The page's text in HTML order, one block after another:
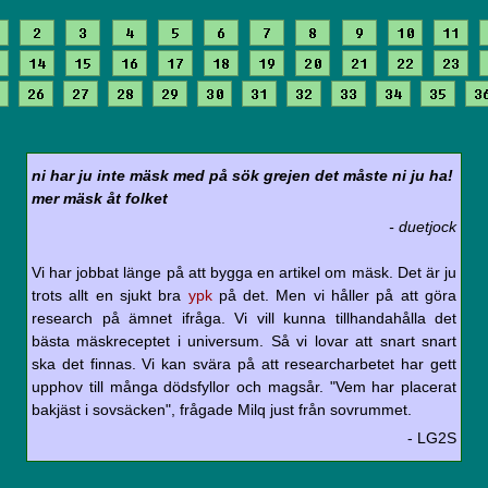
2 3 4 5 6 7 8 9 10 11
14 15 16 17 18 19 20 21 22 23
26 27 28 29 30 31 32 33 34 35
ni har ju inte mäsk med på sök grejen det måste ni ju ha!
mer mäsk åt folket
- duetjock
Vi har jobbat länge på att bygga en artikel om mäsk. Det är ju
trots allt en sjukt bra ypkpå det. Men vi håller på att göra
research på ämnet ifråga. Vi vill kunna tillhandahålla det
bästa mäskreceptet i universum. Så vi lovar att snart snart
ska det finnas. Vi kan svära på att researcharbetet har gett
upphov till många dödsfyllor och magsår. "Vem har placerat
bakjäst i sovsäcken", frågade Milq just från sovrummet.
- LG2S